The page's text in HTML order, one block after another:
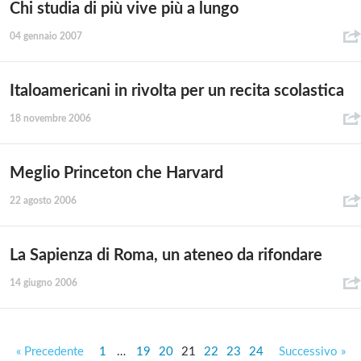
Chi studia di più vive più a lungo
04 gennaio 2007
Italoamericani in rivolta per un recita scolastica
18 novembre 2006
Meglio Princeton che Harvard
22 agosto 2006
La Sapienza di Roma, un ateneo da rifondare
14 giugno 2006
« Precedente 1 … 19 20 21 22 23 24 Successivo »